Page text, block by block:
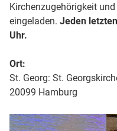
Kirchenzugehörigkeit
eingeladen. Jeden
Uhr.
Ort:
St. Georg: St.
20099 Hamburg